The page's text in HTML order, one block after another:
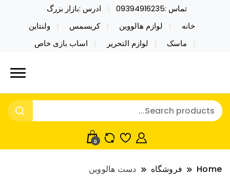
تماس :09394916235
ادرس :بازار بزرگ
خانه
لوازم هالووین کریسمس
ولنتاین
ماسک
لوازم التحریر اساب بازی خاص
نایکر توی فروش عمده لوازم هالووین
ولن تاین کادویی کریسمس اکسسوری
خرید محصولات خاص فیجت اسباب بازی تراول ماگ نایکر
توی فروش عمده لوازم هالووین ولن تاین کادویی
کریسمس اکسسوری ماسک در واردات مستقیم
0
Home فروشگاه دست هالووین